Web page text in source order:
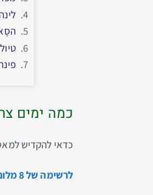
כמה ימים
כדאי להקדיש
לרשימה של 8 מלונות מיוחדים במאטרה, הקליקו כאן…